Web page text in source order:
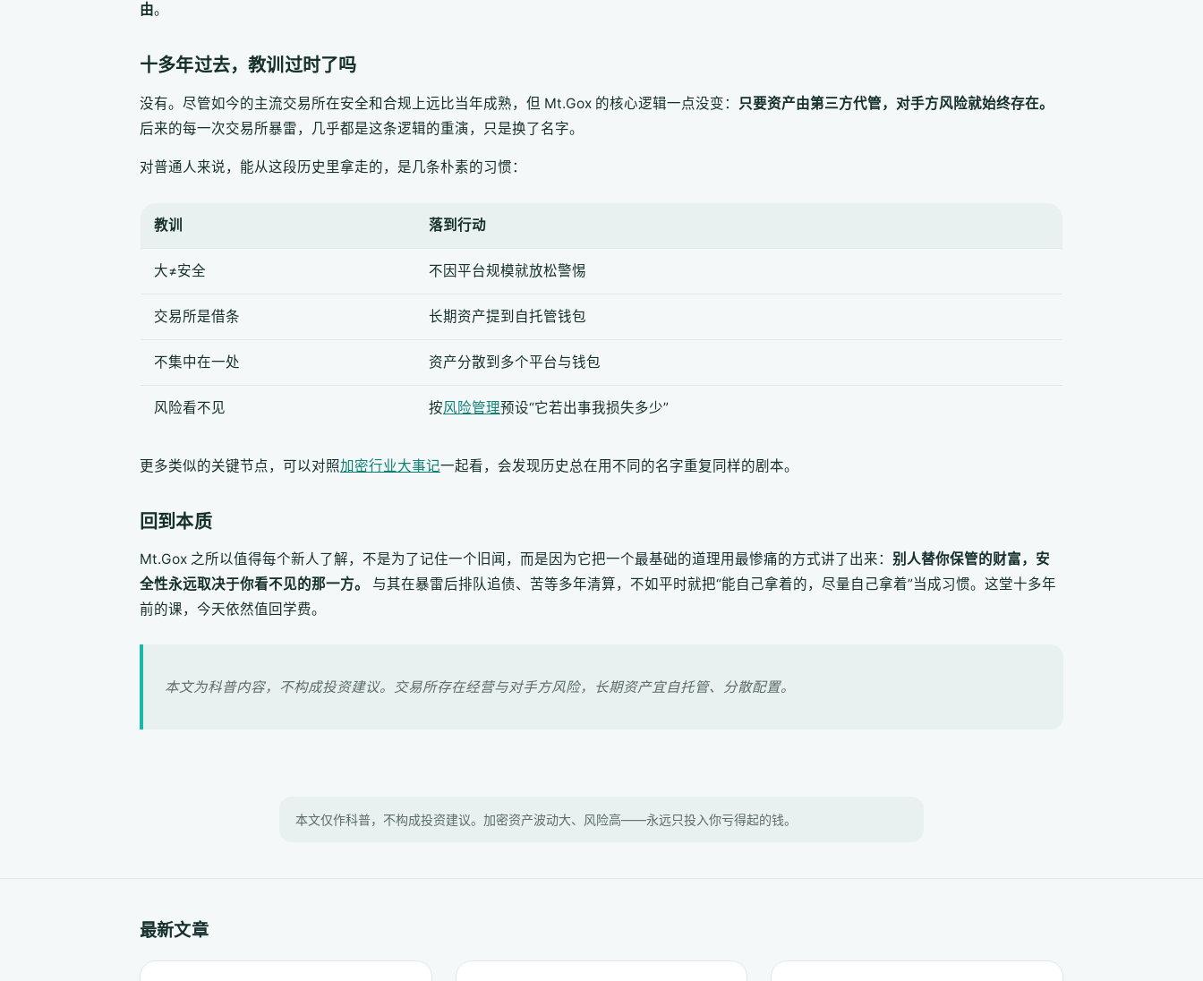
由。
十多年过去，教训过时了吗
没有。尽管如今的主流交易所在安全和合规上远比当年成熟，但 Mt.Gox 的核心逻辑一点没变：
只要资产由第三方代管，对手方风险就始终存在。
后来的每一次交易所暴雷，几乎都是这条逻辑的重演，只是换了名字。
对普通人来说，能从这段历史里拿走的，是几条朴素的习惯：
教训 落到行动
大≠安全 不因平台规模就放松警惕
交易所是借条 长期资产提到自托管钱包
不集中在一处 资产分散到多个平台与钱包
风险看不见 按风险管理预设“它若出事我损失多少”
更多类似的关键节点，可以对照加密行业大事记一起看，会发现历史总在用不同的名字重复同样的剧本。
回到本质
Mt.Gox 之所以值得每个新人了解，不是为了记住一个旧闻，而是因为它把一个最基础的道理用最惨痛的方式讲了出来： 别人替你保管的财富，安
全性永远取决于你看不见的那一方。
与其在暴雷后排队追债、苦等多年清算，不如平时就把“能自己拿着的，尽量自己拿着”当成习惯。这堂十多年
前的课，今天依然值回学费。
本文为科普内容，不构成投资建议。交易所存在经营与对手方风险，长期资产宜自托管、分散配置。
本文仅作科普，不构成投资建议。加密资产波动大、风险高——永远只投入你亏得起的钱。
最新文章